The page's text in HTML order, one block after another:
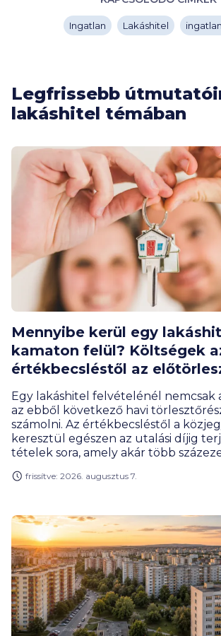
Ingatlan Lakáshitel
Legfrissebb
lakáshitel témában
Mennyibe kerül egy
kamaton felül? Költségek
értékbecsléstől az
Egy lakáshitel felvételénél nemcsak
az ebből következő havi
számolni. Az értékbecsléstől a
keresztül egészen az utalási díjig
tételek sora, amely akár több
díjakra érdemes előre felkészülnöd,
frissítve: 2026. augusztus 7.